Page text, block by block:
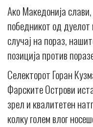
Ако Македонија
победникот од дуелот
случај на пораз,
позиција против
Селекторот Горан
Фарските Острови
зрел и квалитетен
колку голем влог